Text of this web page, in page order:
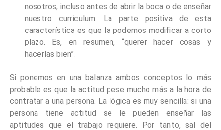
nosotros, incluso antes de abrir la boca o de enseñar
nuestro currículum. La parte positiva de esta
característica es que la podemos modificar a corto
plazo. Es, en resumen, “querer hacer cosas y
hacerlas bien”.
Si ponemos en una balanza ambos conceptos lo más
probable es que la actitud pese mucho más a la hora de
contratar a una persona. La lógica es muy sencilla: si una
persona tiene actitud se le pueden enseñar las
aptitudes que el trabajo requiere. Por tanto, sal del